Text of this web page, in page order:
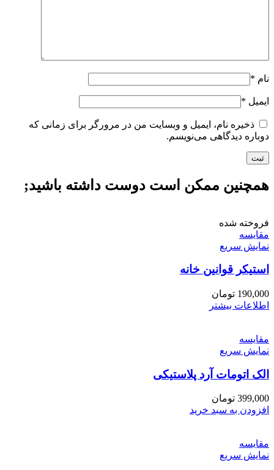
نام *
ایمیل *
ذخیره نام، ایمیل و وبسایت من در مرورگر برای زمانی که
دوباره دیدگاهی می‌نویسم.
همچنین ممکن است دوست داشته باشید;
فروخته شده
مقايسه
نمایش سریع
استیکر قوانین خانه
190,000 تومان
اطلاعات بیشتر
مقايسه
نمایش سریع
الک اتومات آرد پلاستیکی
399,000 تومان
افزودن به سبد خرید
مقايسه
نمایش سریع